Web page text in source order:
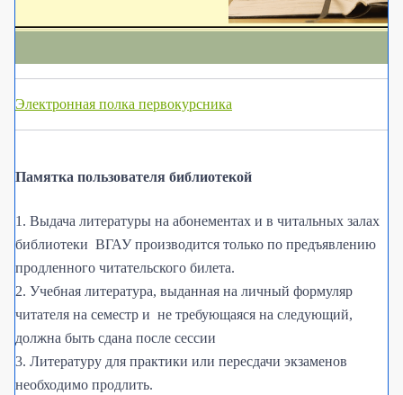
Электронная полка первокурсника
Памятка пользователя библиотекой
1. Выдача литературы на абонементах и в читальных залах
библиотеки ВГАУ производится только по предъявлению
продленного читательского билета.
2. Учебная литература, выданная на личный формуляр
читателя на семестр и не требующаяся на следующий,
должна быть сдана после сессии
3. Литературу для практики или пересдачи экзаменов
необходимо продлить.